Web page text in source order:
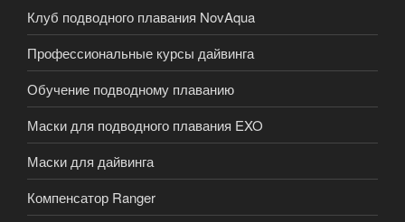
Клуб подводного плавания NovAqua
Профессиональные курсы дайвинга
Обучение подводному плаванию
Маски для подводного плавания EXO
Маски для дайвинга
Компенсатор Ranger